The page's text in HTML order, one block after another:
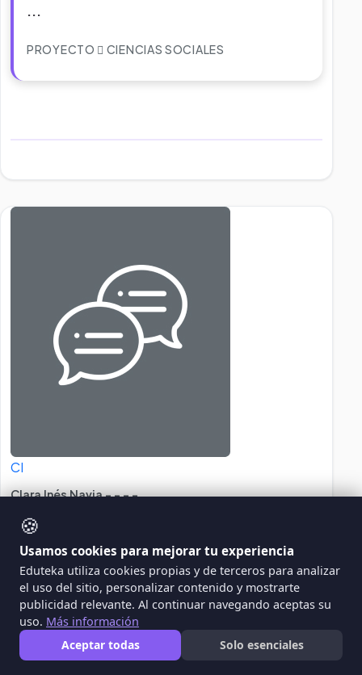
...
PROYECTO CIENCIAS SOCIALES
CI
Clara Inés Navia - - - -
Análisis Arbóreo
el proyecto consiste en la utilización, en el aula,
de un programa como cmaptools o inspiration
para crear diagramas arbóreos a partir de
oraciones suministradas por el docente. lo
🍪
Usamos cookies para mejorar tu experiencia
Eduteka utiliza cookies propias y de terceros para analizar
el uso del sitio, personalizar contenido y mostrarte
publicidad relevante. Al continuar navegando aceptas su
uso. Más información
Aceptar todas
Solo esenciales